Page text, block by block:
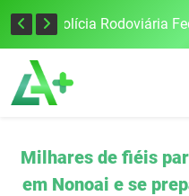
Tecnologia inovadora desenvolvida na UFSM/FW utiliza drones e IA para monitorar a qualidade da água
Milhares de fiéis
em Nonoai e se